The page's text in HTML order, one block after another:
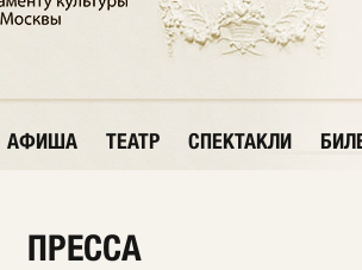
АФИША ТЕАТР СПЕКТАКЛИ
ПРЕССА